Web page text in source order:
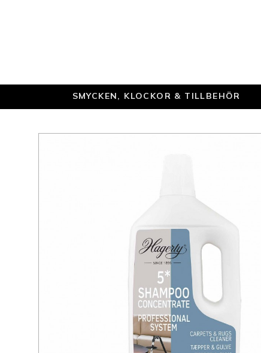
SMYCKEN, KLOCKOR & TILLBEHÖR